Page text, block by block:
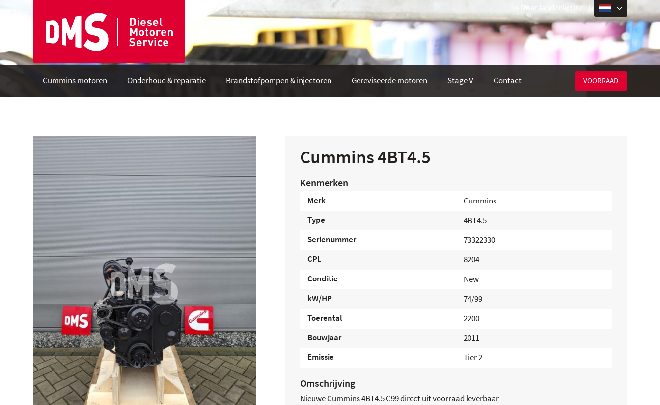
< Naar landenkeuze |
Cummins motoren Onderhoud & reparatie Brandstofpompen & injectoren Gereviseerde motoren Stage V Contact VOORRAAD
Cummins 4BT4.5
Kenmerken
Merk
Cummins
Type
4BT4.5
Serienummer
73322330
CPL
8204
Conditie
New
kW/HP
74/99
Toerental
2200
Bouwjaar
2011
Emissie
Tier 2
Omschrijving
Nieuwe Cummins 4BT4.5 C99 direct uit voorraad leverbaar